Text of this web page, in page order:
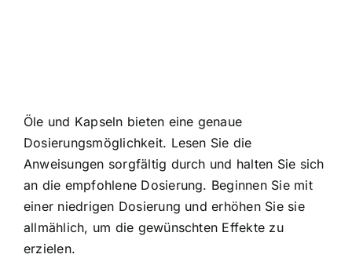
Öle und Kapseln bieten eine genaue
Dosierungsmöglichkeit. Lesen Sie die
Anweisungen sorgfältig durch und halten Sie sich
an die empfohlene Dosierung. Beginnen Sie mit
einer niedrigen Dosierung und erhöhen Sie sie
allmählich, um die gewünschten Effekte zu
erzielen.